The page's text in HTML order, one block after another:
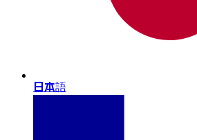
日本語